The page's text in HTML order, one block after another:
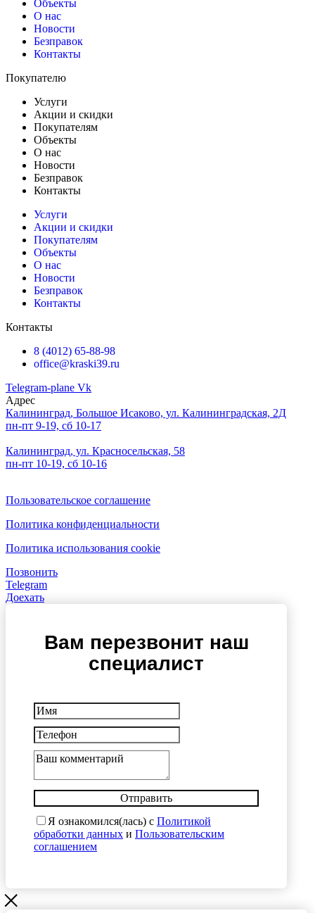
Объекты
О нас
Новости
Безправок
Контакты
Покупателю
Услуги
Акции и скидки
Покупателям
Объекты
О нас
Новости
Безправок
Контакты
Услуги
Акции и скидки
Покупателям
Объекты
О нас
Новости
Безправок
Контакты
Контакты
8 (4012) 65-88-98
office@kraski39.ru
Telegram-plane Vk
Адрес
Калининград, Большое Исаково, ул. Калининградская, 2Д
пн-пт 9-19, сб 10-17
Калининград, ул. Красносельская, 58
пн-пт 10-19, сб 10-16
Пользовательское соглашение
Политика конфиденциальности
Политика использования cookie
Позвонить
Telegram
Доехать
Вам перезвонит наш
специалист
Отправить
Я ознакомился(лась) с Политикой
обработки данных и Пользовательским
соглашением